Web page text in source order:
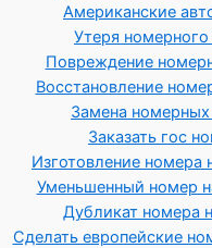
Американские
Утеря номерного
Повреждение
Восстановление
Замена номерных
Заказать гос
Изготовление номера
Уменьшенный номер
Дубликат номера
Сделать европейские